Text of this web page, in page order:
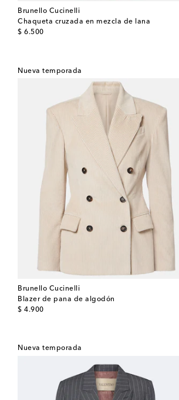
Brunello Cucinelli
Chaqueta cruzada en mezcla de lana
$ 6.500
original price
Nueva temporada
Brunello Cucinelli
Blazer de pana de algodón
$ 4.900
original price
Nueva temporada